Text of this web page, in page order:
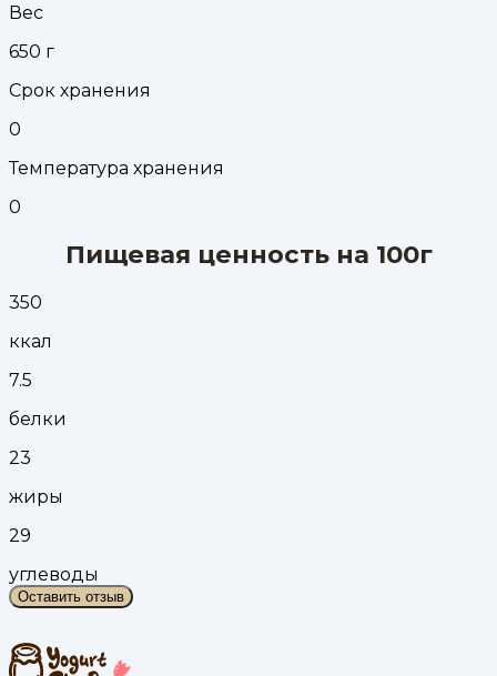
Вес
650 г
Срок хранения
0
Температура хранения
0
Пищевая ценность на 100г
350
ккал
7.5
белки
23
жиры
29
углеводы
Оставить отзыв